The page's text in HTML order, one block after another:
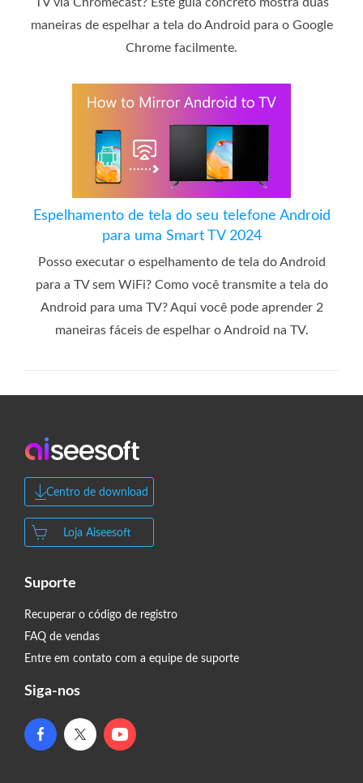
maneiras de espelhar a tela do Android para o Google
Chrome facilmente.
Espelhamento de tela do seu telefone Android
para uma Smart TV 2024
Posso executar o espelhamento de tela do Android
para a TV sem WiFi? Como você transmite a tela do
Android para uma TV? Aqui você pode aprender 2
maneiras fáceis de espelhar o Android na TV.
Centro de download
Loja Aiseesoft
Suporte
Recuperar o código de registro
FAQ de vendas
Entre em contato com a equipe de suporte
Siga-nos